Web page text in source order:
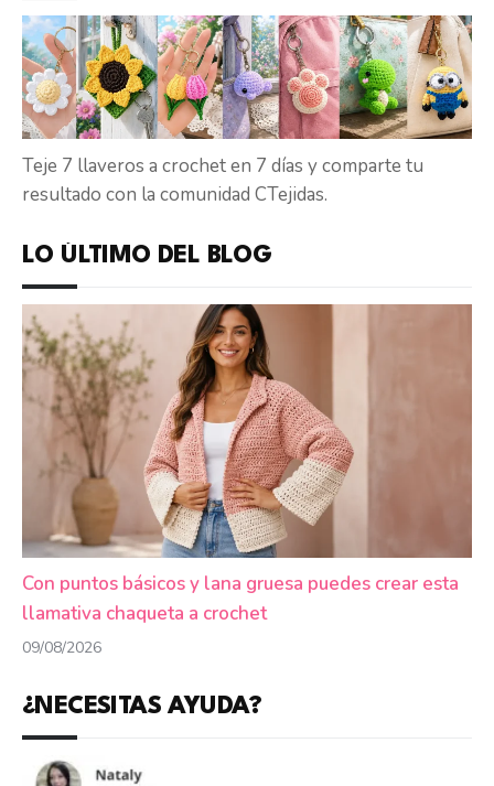
Teje 7 llaveros a crochet en 7 días y comparte tu
resultado con la comunidad CTejidas.
LO ÚLTIMO DEL BLOG
Con puntos básicos y lana gruesa puedes crear esta
llamativa chaqueta a crochet
09/08/2026
¿NECESITAS AYUDA?